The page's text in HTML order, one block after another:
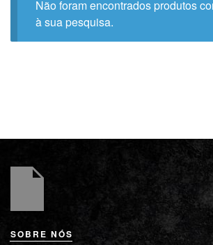
Não foram encontrados produtos
à sua pesquisa.
SOBRE NÓS